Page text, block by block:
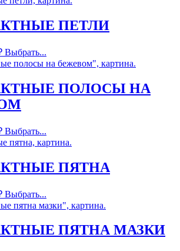
ПЕТЛИ
Выбрать...
ПОЛОСЫ НА
Выбрать...
ПЯТНА
Выбрать...
ПЯТНА МАЗКИ